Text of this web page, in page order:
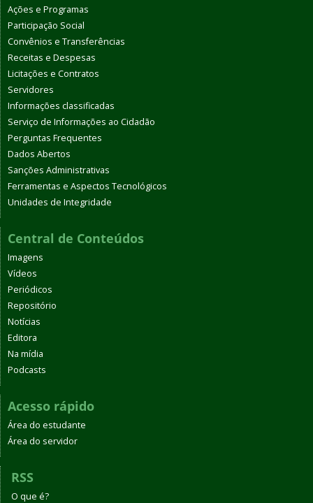
Ações e Programas
Participação Social
Convênios e Transferências
Receitas e Despesas
Licitações e Contratos
Servidores
Informações classificadas
Serviço de Informações ao Cidadão
Perguntas Frequentes
Dados Abertos
Sanções Administrativas
Ferramentas e Aspectos Tecnológicos
Unidades de Integridade
Central de Conteúdos
Imagens
Vídeos
Periódicos
Repositório
Notícias
Editora
Na mídia
Podcasts
Acesso rápido
Área do estudante
Área do servidor
RSS
O que é?